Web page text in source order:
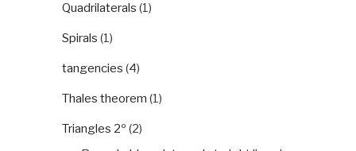
Quadrilaterals (1)
Spirals (1)
tangencies (4)
Thales theorem (1)
Triangles 2º (2)